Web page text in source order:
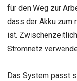
für den Weg zur
dass der Akku zum
ist.
Stromnetz
Das System passt